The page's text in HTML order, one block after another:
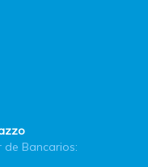
de Bancarios: